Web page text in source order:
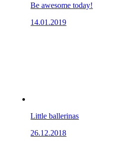
Be awesome today!
14.01.2019
Little ballerinas
26.12.2018